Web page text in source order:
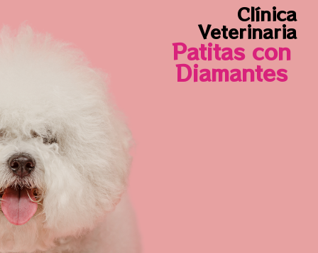
Clínica
Veterinaria
Patitas con
Diamantes